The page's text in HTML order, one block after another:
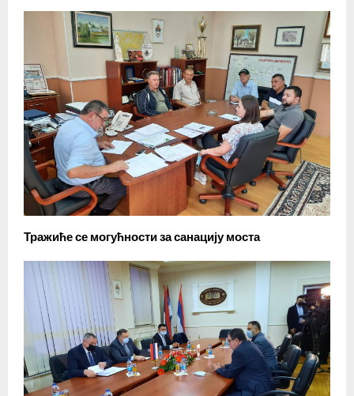
Тражиће се могућности за санацију моста